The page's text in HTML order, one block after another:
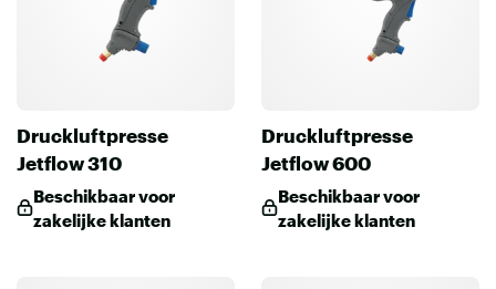
Druckluftpresse
Jetflow 310
Beschikbaar voor
zakelijke klanten
Druckluftpresse
Jetflow 600
Beschikbaar voor
zakelijke klanten